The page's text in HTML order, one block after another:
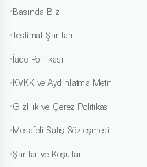
Basında Biz
Teslimat Şartları
İade Politikası
KVKK ve Aydınlatma Metni
Gizlilik ve Çerez Politikası
Mesafeli Satış Sözleşmesi
Şartlar ve Koşullar